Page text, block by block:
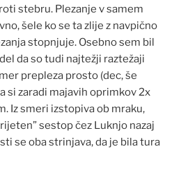
stebru. Plezanje v samem
šele ko se ta zlije z navpično
stopnjuje. Osebno sem bil
da so tudi najtežji raztežaji
prepleza prosto (dec, še
si zaradi majavih oprimkov 2x
Iz smeri izstopiva ob mraku,
sestop čez Luknjo nazaj
se oba strinjava, da je bila tura